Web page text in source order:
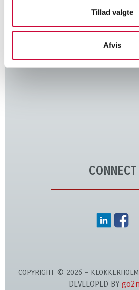
Tillad valgte
Afvis
CONNECT
COPYRIGHT © 2026 - KLOKKERHOLM
DEVELOPED BY